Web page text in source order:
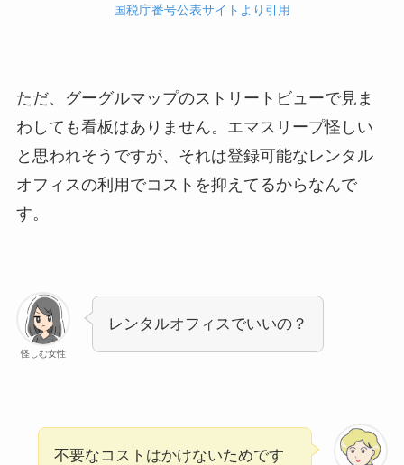
国税庁番号公表サイトより引用
ただ、グーグルマップのストリートビューで見ま
わしても看板はありません。エマスリープ怪しい
と思われそうですが、それは登録可能なレンタル
オフィスの利用でコストを抑えてるからなんで
す。
怪しむ女性
レンタルオフィスでいいの？
不要なコストはかけないためです